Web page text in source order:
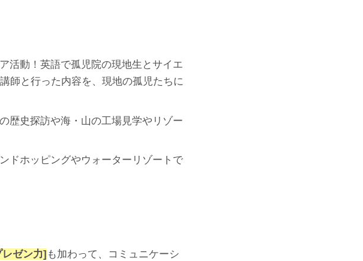
活動！英語で孤児院の現地生とサイエ
師と行った内容を、現地の孤児たちに
歴史探訪や海・山の工場見学やリゾー
ドホッピングやウォーターリゾートで
ゼン力] も加わって、コミュニケーシ